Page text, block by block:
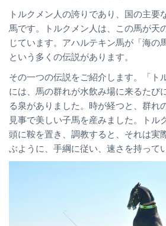
トルクメン人の誇りであり、国の主要
馬です。トルクメン人は、この馬が天
じています。アハルテキン馬が「海の
という多くの伝説があります。
その一つの伝説をご紹介します。「ト
には、馬の群れが水飲み場に来るたび
る泉がありました。時が経つと、群れ
見事で美しい子馬を産みました。トル
頭に鞍を置き、調教すると、それは実
ぶように、手綱に従い、速さを持って